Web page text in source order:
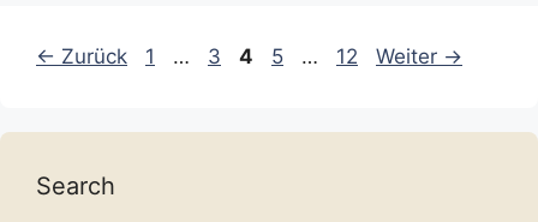
← Zurück Seite
1 … Seite
3 Seite
4 Seite
5 … Seite
12 Weiter →
Search